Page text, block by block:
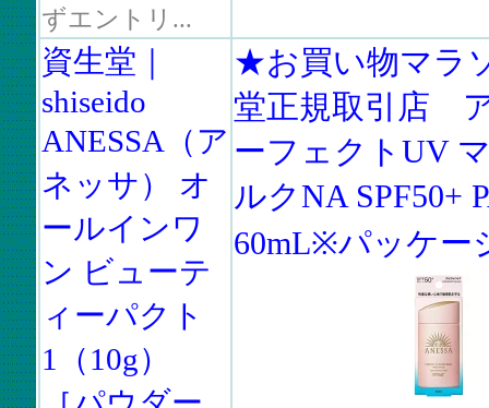
ずエントリ...
資生堂｜
shiseido
ANESSA（ア
ネッサ） オ
ールインワ
ン ビューテ
ィーパクト
1（10g）
★お買い物マラ
堂正規取引店
ーフェクトUV
ルクNA SPF50+
60mL※パッケー